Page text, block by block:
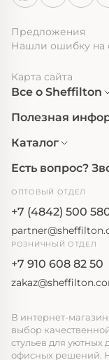
Предложения
Нашли ошибку на
Карта сайта
Все о Sheffilton
Полезная
Каталог
Есть вопрос?
ОПТОВЫЙ ОТДЕЛ
+7 (4842) 500
РОЗНИЧНЫЙ ОТДЕЛ
+7 910 608 82 50
В интернет-
выбор
стульев для
офисных решений.